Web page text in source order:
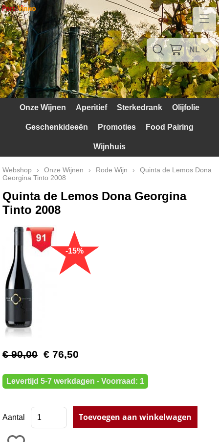
Home
Contact
Mijn account
Verzendkosten
Rode Druiven
NL
Onze Wijnen Aperitief Sterkedrank Olijfolie
Geschenkideeën Promoties Food Pairing
Wijnhuis
Webshop › Onze Wijnen › Rode Wijn ›
Quinta de Lemos Dona
Georgina Tinto 2008
Quinta de Lemos Dona Georgina
Tinto 2008
€ 90,00 € 76,50
Levertijd 5-7 werkdagen - Voorraad: 1
Aantal